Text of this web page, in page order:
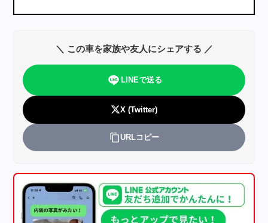
＼ この車を家族や友人にシェアする ／
LINEで送る
X (Twitter)
URLコピー